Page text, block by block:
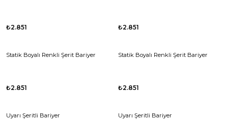
₺2.851 ₺2.851
Statik Boyalı Renkli Şerit Bariyer
₺2.851
Statik Boyalı Renkli Şerit Bariyer
₺2.851
Uyarı Şeritli Bariyer Uyarı Şeritli Bariyer